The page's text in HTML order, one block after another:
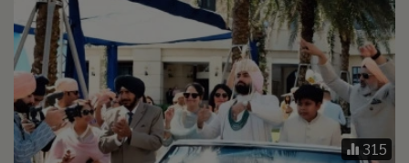
วิทยาศาสตร์
• SMEs
• หุ้น
• อินโดจีน
• กองทุนรวม
• Celeb Online
315